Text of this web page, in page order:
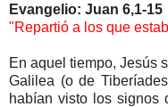
Evangelio: Juan 6,1-15
"Repartió a los que
En aquel tiempo, Jesús
Galilea (o de
habían visto los signos